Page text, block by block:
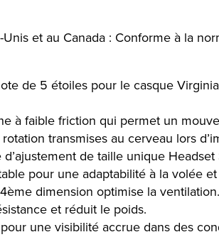
et au Canada : Conforme à la
de 5 étoiles pour le casque
à faible friction qui permet un
transmises au cerveau lors
de taille unique
pour une adaptabilité à la volée
dimension optimise la ventilation.
et réduit le poids.
une visibilité accrue dans des